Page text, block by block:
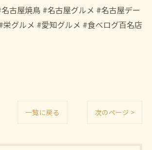
古屋焼鳥 #名古屋グルメ #名古屋デー
栄グルメ #愛知グルメ #食べログ百名店
一覧に戻る 次のページ >